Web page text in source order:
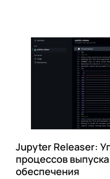
Jupyter Releaser:
процессов
обеспечения